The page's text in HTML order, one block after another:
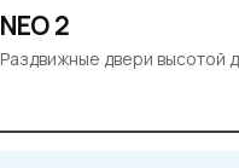
NEO 2
Раздвижные двери высотой